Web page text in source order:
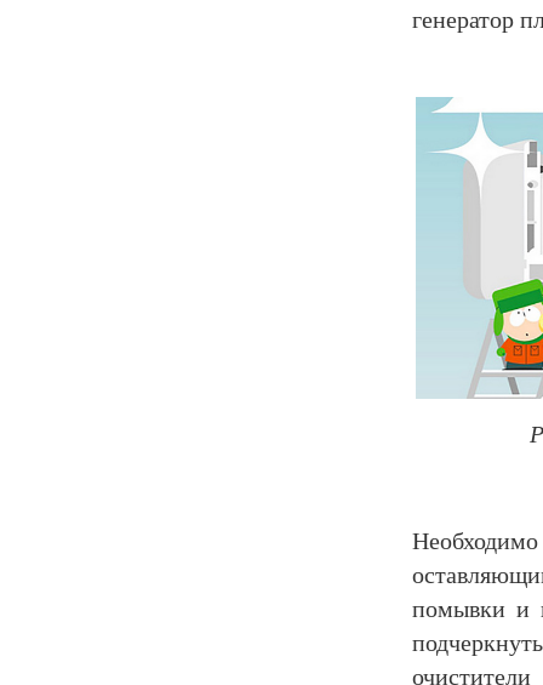
генератор
помывки и